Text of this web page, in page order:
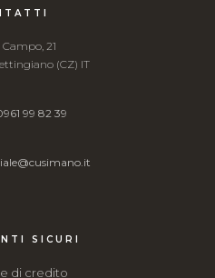
Campo, 21
(CZ) IT
99 82 39
SICURI
di credito